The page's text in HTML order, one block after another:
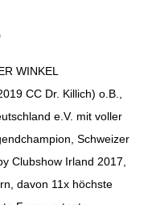
WINKEL
CC Dr. Killich) o.B.,
e.V. mit voller
Schweizer
Clubshow Irland 2017,
davon 11x höchste